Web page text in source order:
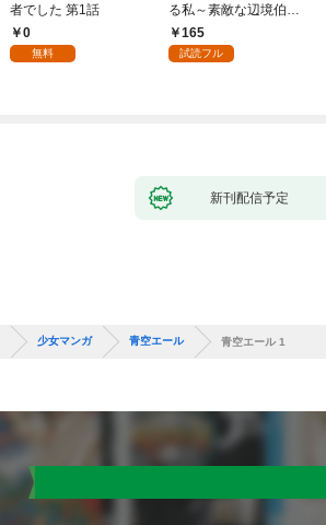
者でした 第1話
0
無料
る私～素敵な辺境伯令
息に腕を折られたの
で、責任とってもらい
165
試読フル
新刊配信予定
少女マンガ 青空エール 青空エール 1